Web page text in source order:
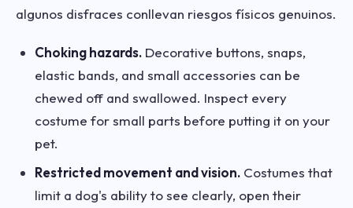
algunos disfraces conllevan riesgos físicos genuinos.
Choking hazards. Decorative buttons, snaps,
elastic bands, and small accessories can be
chewed off and swallowed. Inspect every
costume for small parts before putting it on your
pet.
Restricted movement and vision. Costumes that
limit a dog's ability to see clearly, open their